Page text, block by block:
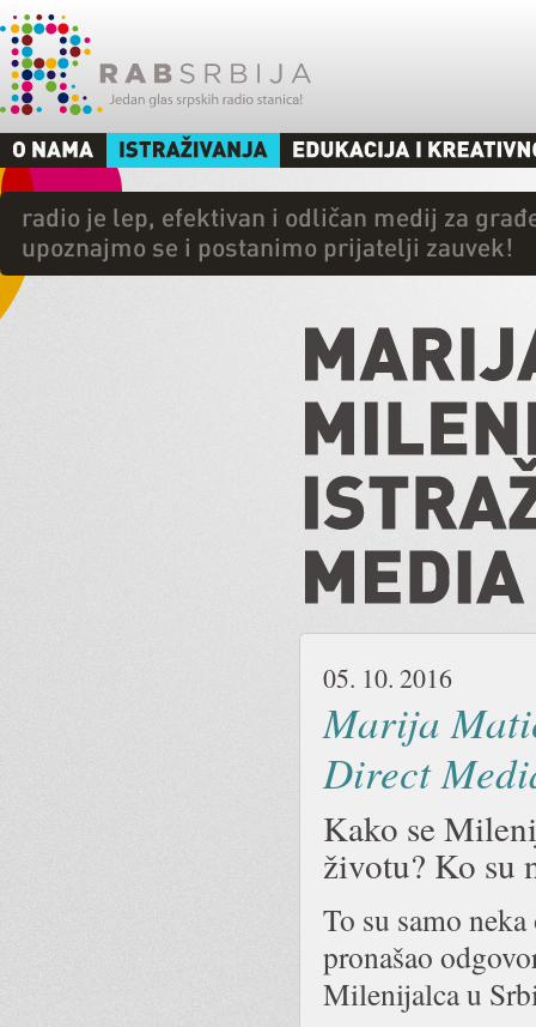
05. 10. 2016
Marija
Direct
Kako se
životu? Ko su
To su samo
pronašao
Milenijalca u